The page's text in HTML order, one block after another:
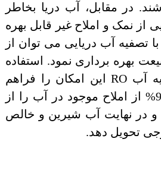
در مقابل، آب دریا بخاطر
از نمک و املاح غیر قابل بهره
تصفیه آب دریایی می توان از
بهره برداری نمود. استفاده
از سیستم تصفیه آب RO این امکان را فراهم
می سازد تا 99.6% از املاح موجود در آب را از
و در نهایت آب شیرین و خالص
تحویل دهد.